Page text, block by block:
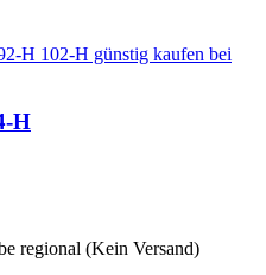
H
regional (Kein Versand)